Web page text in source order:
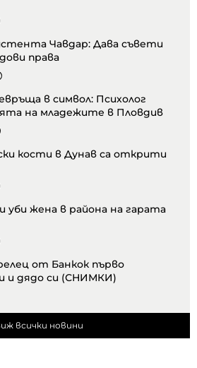
Чавдар: Дава съвети
права
в символ: Психолог
на младежите в Пловдив
кости в Дунав са открити
уби жена в района на гарата
от Банкок първо
и дядо си (СНИМКИ)
всички новини